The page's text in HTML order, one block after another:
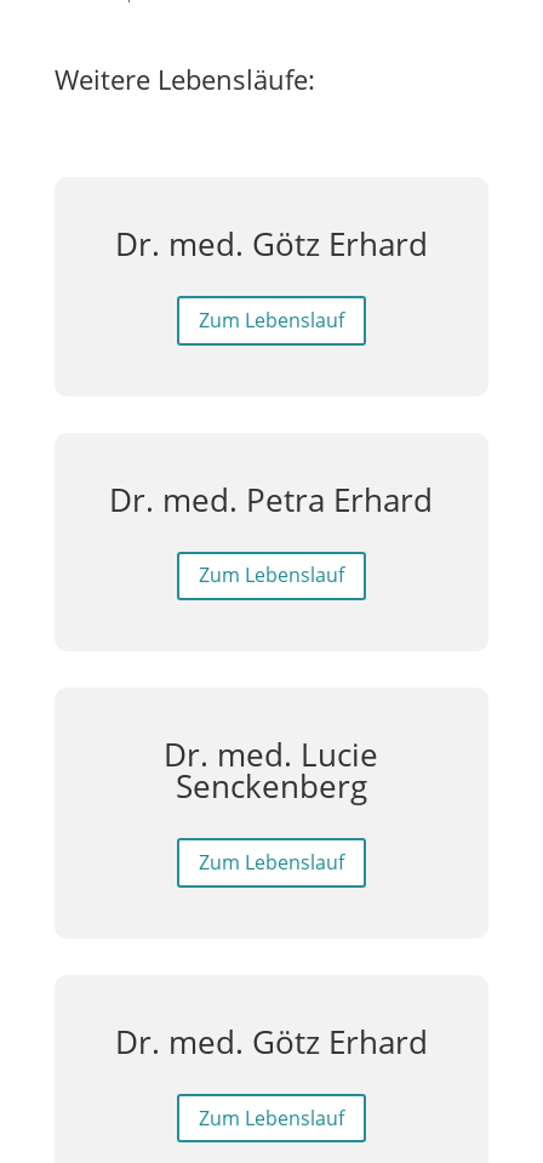
Weitere Lebensläufe:
Dr. med. Götz Erhard
Zum Lebenslauf
Dr. med. Petra Erhard
Zum Lebenslauf
Dr. med. Lucie
Senckenberg
Zum Lebenslauf
Dr. med. Götz Erhard
Zum Lebenslauf